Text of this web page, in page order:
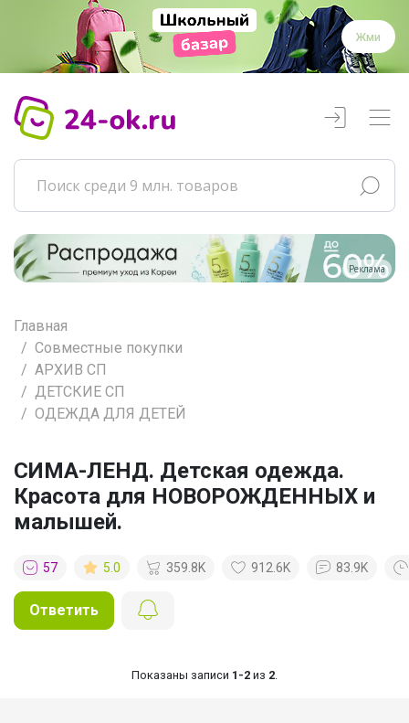
Жми
Реклама
Главная
Совместные покупки
АРХИВ СП
ДЕТСКИЕ СП
ОДЕЖДА ДЛЯ ДЕТЕЙ
СИМА-ЛЕНД. Детская одежда.
Красота для НОВОРОЖДЕННЫХ и
малышей.
57 5.0 359.8K 912.6K 83.9K
Ответить
Показаны записи 1-2 из 2